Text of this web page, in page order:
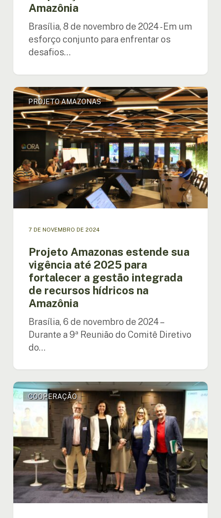
Amazônia
Brasília, 8 de novembro de 2024 - Em um
esforço conjunto para enfrentar os
desafios…
Projeto
Amazonas
estende
sua
até
para
fortalecer
a
integrada
recursos
Amazônia
PROJETO AMAZONAS
7 DE NOVEMBRO DE 2024
Projeto Amazonas estende sua
vigência até 2025 para
fortalecer a gestão integrada
de recursos hídricos na
Amazônia
Brasília, 6 de novembro de 2024 –
Durante a 9ª Reunião do Comitê Diretivo
do…
Diretora
Executiva
participa
reunião
técnica
para
impulsionar
o
desenvolvimento
sustentável
na
COOPERAÇÃO